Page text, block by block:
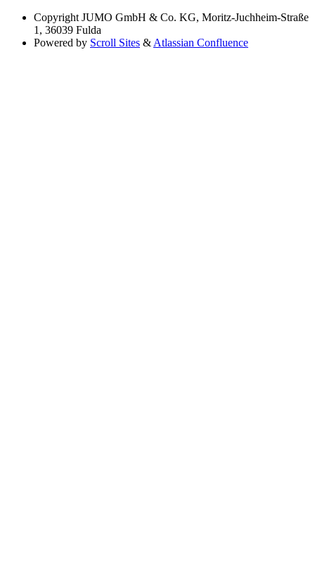
Copyright JUMO GmbH & Co. KG, Moritz-Juchheim-Straße
1, 36039 Fulda
Powered by Scroll Sites & Atlassian Confluence